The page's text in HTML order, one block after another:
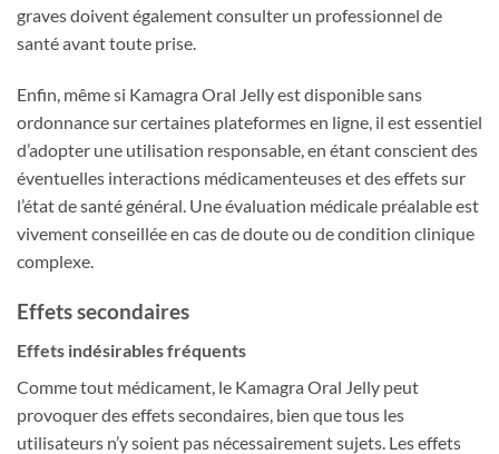
graves doivent également consulter un professionnel de
santé avant toute prise.
Enfin, même si Kamagra Oral Jelly est disponible sans
ordonnance sur certaines plateformes en ligne, il est essentiel
d’adopter une utilisation responsable, en étant conscient des
éventuelles interactions médicamenteuses et des effets sur
l’état de santé général. Une évaluation médicale préalable est
vivement conseillée en cas de doute ou de condition clinique
complexe.
Effets secondaires
Effets indésirables fréquents
Comme tout médicament, le Kamagra Oral Jelly peut
provoquer des effets secondaires, bien que tous les
utilisateurs n’y soient pas nécessairement sujets. Les effets